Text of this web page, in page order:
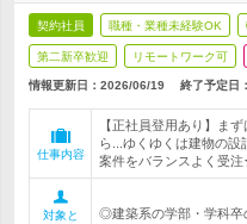
契約社員 職種・業種未経験OK
第二新卒歓迎 リモートワーク可
情報更新日：2026/06/19 終了予定日：
仕事内容
【正社員登用あり】ま
ら...ゆくゆくは建物の
案件をバランスよく受
対象と
◎建築系の学部・学科卒